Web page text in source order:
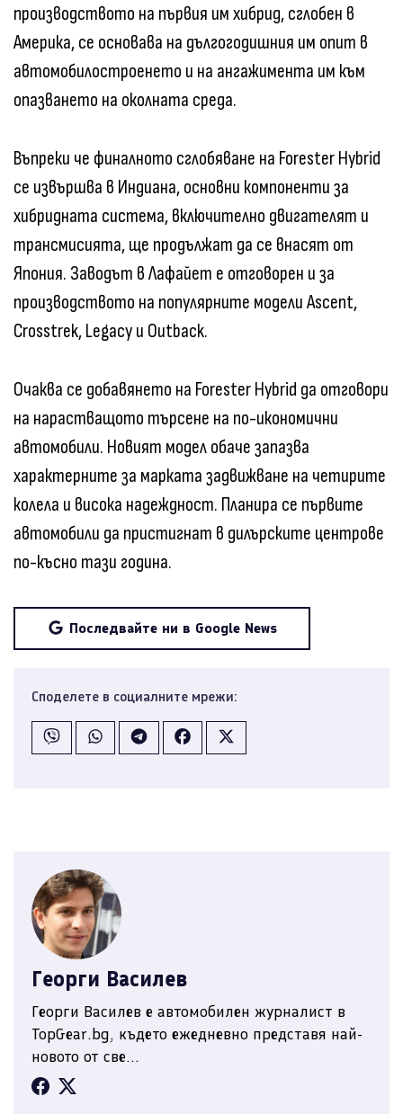
производството на първия им хибрид, сглобен в
Америка, се основава на дългогодишния им опит в
автомобилостроенето и на ангажимента им към
опазването на околната среда.
Въпреки че финалното сглобяване на Forester Hybrid
се извършва в Индиана, основни компоненти за
хибридната система, включително двигателят и
трансмисията, ще продължат да се внасят от
Япония. Заводът в Лафайет е отговорен и за
производството на популярните модели Ascent,
Crosstrek, Legacy и Outback.
Очаква се добавянето на Forester Hybrid да отговори
на нарастващото търсене на по-икономични
автомобили. Новият модел обаче запазва
характерните за марката задвижване на четирите
колела и висока надеждност. Планира се първите
автомобили да пристигнат в дилърските центрове
по-късно тази година.
Последвайте ни в Google News
Споделете в социалните мрежи:
Георги Василев
Георги Василев е автомобилен журналист в
TopGear.bg, където ежедневно представя най-
новото от све...